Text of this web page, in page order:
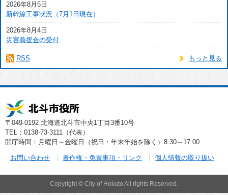
2026年8月5日
新幹線工事状況（7月1日現在）
2026年8月4日
災害義援金の受付
もっと見る
RSS
〒049-0192 北海道北斗市中央1丁目3番10号
TEL：0138-73-3111（代表）
開庁時間：月曜日～金曜日（祝日・年末年始を除く）8:30～17:00
お問い合わせ 著作権・免責事項・リンク 個人情報の取り扱い
Copyright © City of Hokuto All rights Reserved.